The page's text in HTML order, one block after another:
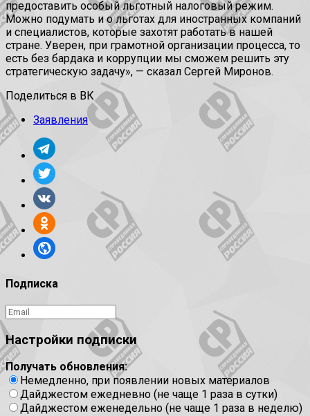
предоставить особый льготный налоговый режим.
Можно подумать и о льготах для иностранных компаний
и специалистов, которые захотят работать в нашей
стране. Уверен, при грамотной организации процесса, то
есть без бардака и коррупции мы сможем решить эту
стратегическую задачу», — сказал Сергей Миронов.
Поделиться в ВК
Заявления
Подписка
Настройки подписки
Получать обновления:
Немедленно, при появлении новых материалов
Дайджестом ежедневно (не чаще 1 раза в сутки)
Дайджестом еженедельно (не чаще 1 раза в неделю)